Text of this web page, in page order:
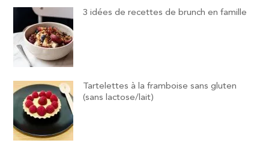
3 idées de recettes de brunch en famille
Tartelettes à la framboise sans gluten
(sans lactose/lait)